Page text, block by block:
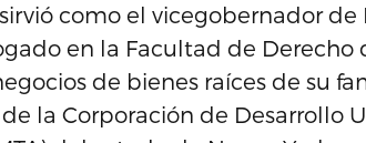
como el vicegobernador de
en la Facultad de Derecho
de bienes raíces de su
la Corporación de Desarrollo